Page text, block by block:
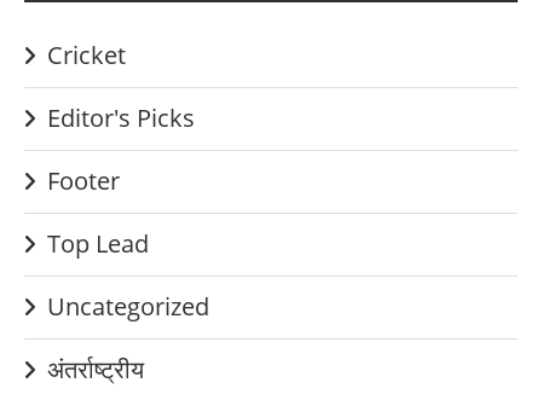
Cricket
Editor's Picks
Footer
Top Lead
Uncategorized
अंतर्राष्ट्रीय